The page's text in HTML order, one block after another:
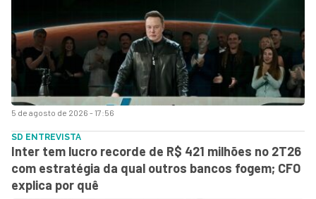
5 de agosto de 2026 - 17:56
SD ENTREVISTA
Inter tem lucro recorde de R$ 421 milhões no 2T26
com estratégia da qual outros bancos fogem; CFO
explica por quê